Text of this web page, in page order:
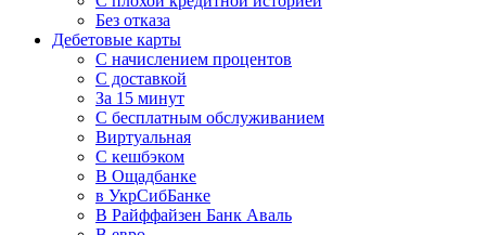
Без отказа
Дебетовые карты
С начислением процентов
С доставкой
За 15 минут
С бесплатным обслуживанием
Виртуальная
С кешбэком
В Ощадбанке
в УкрСибБанке
В Райффайзен Банк Аваль